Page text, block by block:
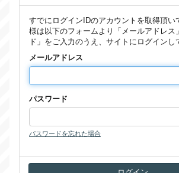
すでにログインIDのアカウントを取得頂い
様は以下のフォームより「メールアドレス
ド」をご入力のうえ、サイトにログインし
メールアドレス
パスワード
パスワードを忘れた場合